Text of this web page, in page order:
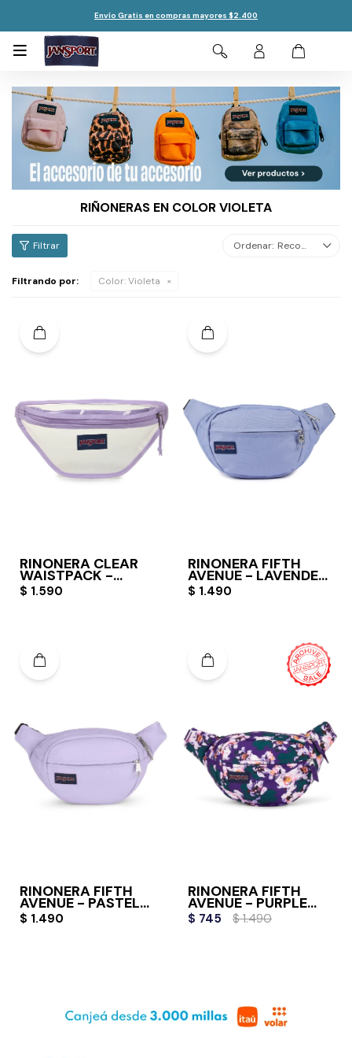
Envío Gratis en compras mayores $2.400

RIÑONERAS EN COLOR VIOLETA
Recomendados
Filtrando por: Color:Violeta
RIÑONERA CLEAR
WAISTPACK -
PASTEL LILAC
$ 1.590
RIÑONERA FIFTH
AVENUE - LAVENDER
ASH
$ 1.490
RIÑONERA FIFTH
AVENUE - PASTEL
LILAC
$ 1.490
RIÑONERA FIFTH
AVENUE - PURPLE
PETALS
$ 745 $ 1.490